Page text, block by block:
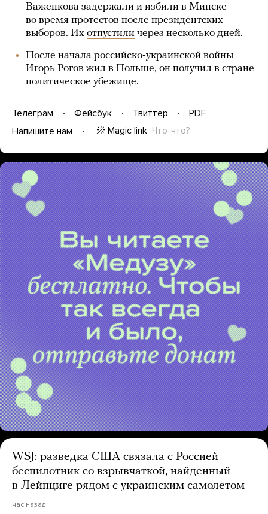
Важенкова задержали и избили в Минске
во время протестов после президентских
выборов. Их отпустили через несколько дней.
После начала российско-украинской войны
Игорь Рогов жил в Польше, он получил в стране
политическое убежище.
Телеграм Фейсбук Твиттер
PDF
Напишите нам
Magic link Что-что?
WSJ: разведка США связала с Россией
беспилотник со взрывчаткой, найденный
в Лейпциге рядом с украинским самолетом
час назад